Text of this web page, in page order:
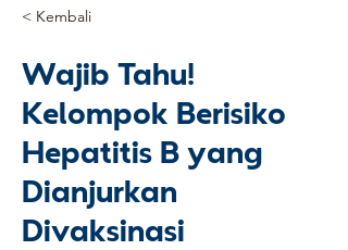
< Kembali
Wajib Tahu!
Kelompok Berisiko
Hepatitis B yang
Dianjurkan
Divaksinasi